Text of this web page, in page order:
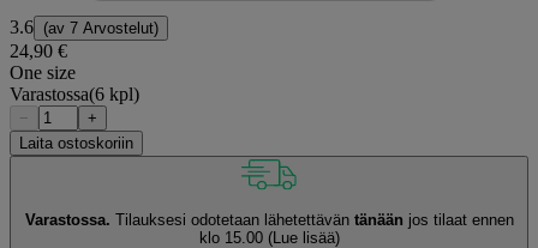
3.6 (av 7 Arvostelut)
24,90 €
One size
Varastossa(6 kpl)
−
+
Laita ostoskoriin
Varastossa. Tilauksesi odotetaan lähetettävän tänään jos tilaat ennen
klo 15.00 (Lue lisää)